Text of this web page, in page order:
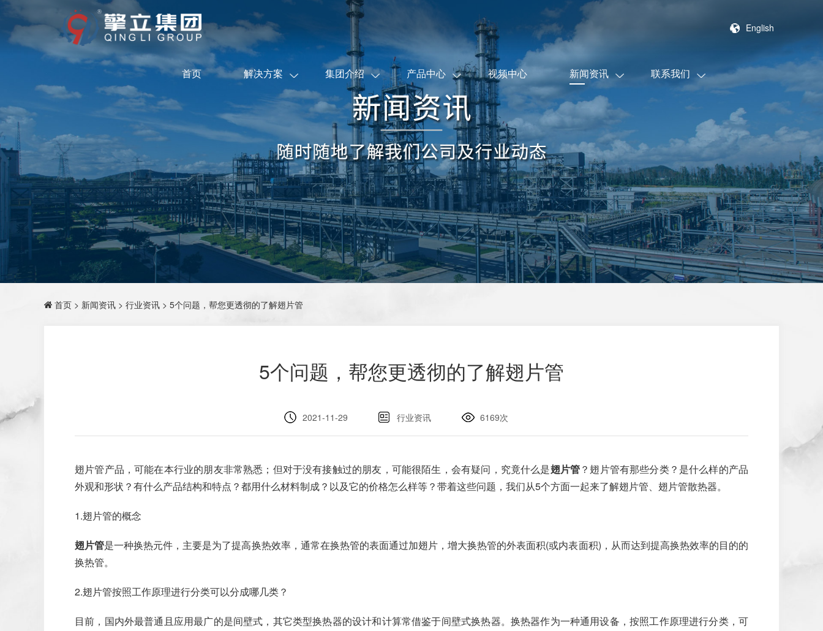
English
首页 解决方案 集团介绍 产品中心 视频中心 新闻资讯 联系我们
首页 > 新闻资讯 > 行业资讯 > 5个问题，帮您更透彻的了解翅片管
5个问题，帮您更透彻的了解翅片管
2021-11-29 行业资讯 6169次
翅片管产品，可能在本行业的朋友非常熟悉；但对于没有接触过的朋友，可能很陌生，会有疑问，究竟什么是翅片管？翅片管有那些分类？是什么样的产品
外观和形状？有什么产品结构和特点？都用什么材料制成？以及它的价格怎么样等？带着这些问题，我们从5个方面一起来了解翅片管、翅片管散热器。
1.翅片管的概念
翅片管是一种换热元件，主要是为了提高换热效率，通常在换热管的表面通过加翅片，增大换热管的外表面积(或内表面积)，从而达到提高换热效率的目的的
换热管。
2.翅片管按照工作原理进行分类可以分成哪几类？
目前，国内外最普通且应用最广的是间壁式，其它类型换热器的设计和计算常借鉴于间壁式换热器。换热器作为一种通用设备，按照工作原理进行分类，可